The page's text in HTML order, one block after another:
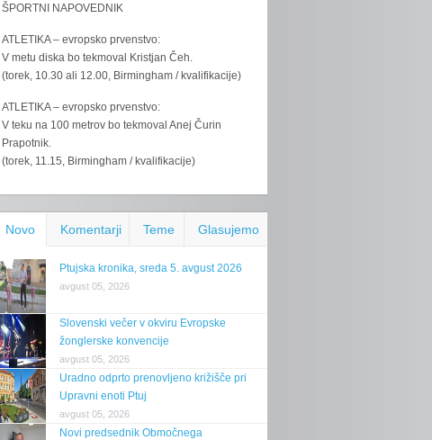
ŠPORTNI NAPOVEDNIK
ATLETIKA – evropsko prvenstvo:
V metu diska bo tekmoval Kristjan Čeh.
(torek, 10.30 ali 12.00, Birmingham / kvalifikacije)
ATLETIKA – evropsko prvenstvo:
V teku na 100 metrov bo tekmoval Anej Čurin
Prapotnik.
(torek, 11.15, Birmingham / kvalifikacije)
Novo Komentarji Teme Glasujemo
Ptujska kronika, sreda 5. avgust 2026
avgust 05, 2026
Slovenski večer v okviru Evropske
žonglerske konvencije
avgust 05, 2026
Uradno odprto prenovljeno križišče pri
Upravni enoti Ptuj
avgust 05, 2026
Novi predsednik Območnega